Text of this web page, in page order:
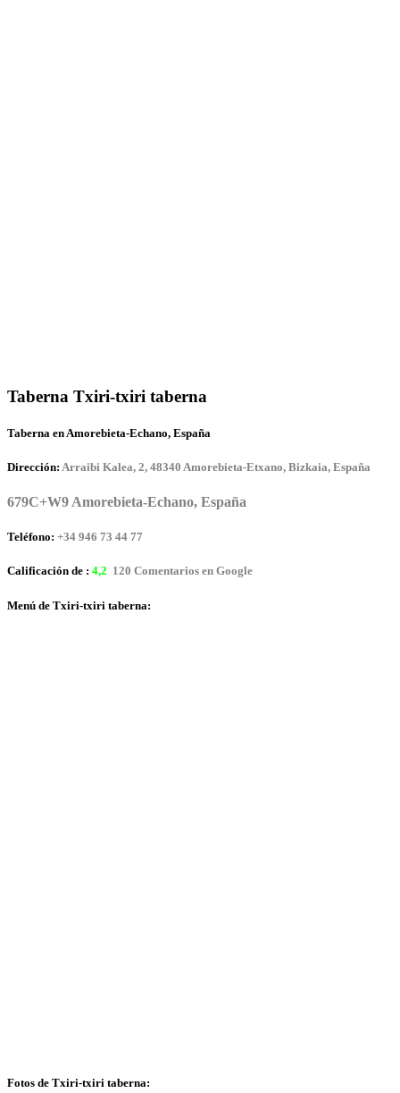
Taberna Txiri-txiri taberna
Taberna en Amorebieta-Echano, España
Dirección: Arraibi Kalea, 2, 48340 Amorebieta-Etxano, Bizkaia, España
679C+W9 Amorebieta-Echano, España
Teléfono: +34 946 73 44 77
Calificación de : 4,2 120 Comentarios en Google
Menú de Txiri-txiri taberna:
Fotos de Txiri-txiri taberna: